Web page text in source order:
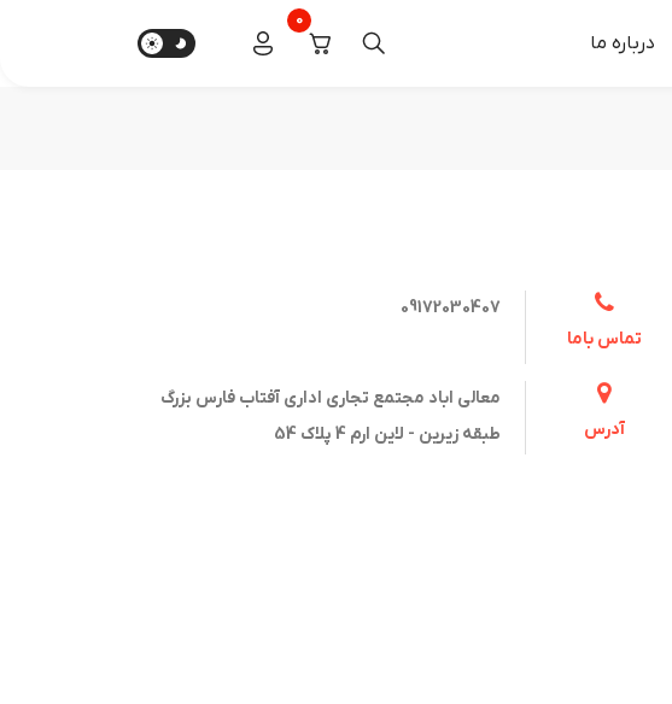
درباره‌ ما
0
تماس باما
09172030407
آدرس
معالی اباد مجتمع تجاری اداری آفتاب فارس بزرگ
طبقه زیرین - لاین ارم 4 پلاک 54